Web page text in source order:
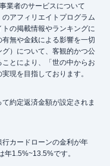
業者のサービスについて
アフィリエイトプログラム
の掲載情報やランキングに
無や金銭による影響を一切
）について、客観的かつ公
とにより、「世の中からお
現を目指しております。
約定返済金額が設定されま
カードローンの金利が年
1.5%~13.5%です。